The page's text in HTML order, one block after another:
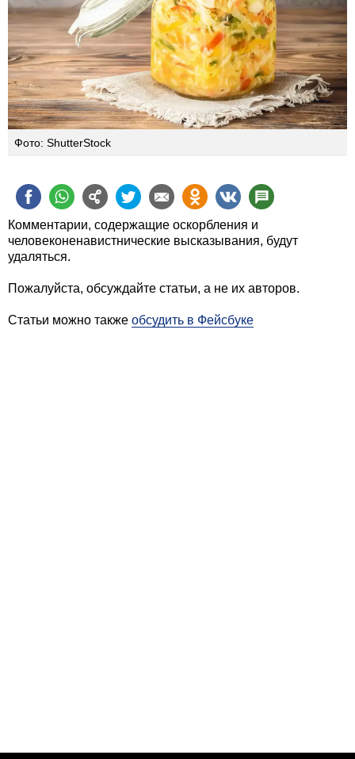
Фото: ShutterStock
Комментарии, содержащие оскорбления и
человеконенавистнические высказывания, будут
удаляться.
Пожалуйста, обсуждайте статьи, а не их авторов.
Статьи можно также обсудить в Фейсбуке